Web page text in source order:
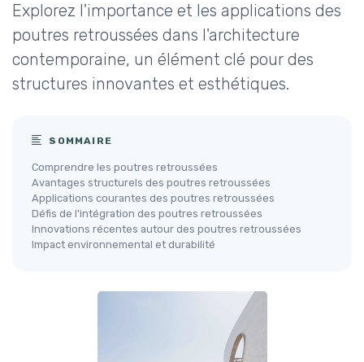
Explorez l'importance et les applications des
poutres retroussées dans l'architecture
contemporaine, un élément clé pour des
structures innovantes et esthétiques.
SOMMAIRE
Comprendre les poutres retroussées
Avantages structurels des poutres retroussées
Applications courantes des poutres retroussées
Défis de l'intégration des poutres retroussées
Innovations récentes autour des poutres retroussées
Impact environnemental et durabilité